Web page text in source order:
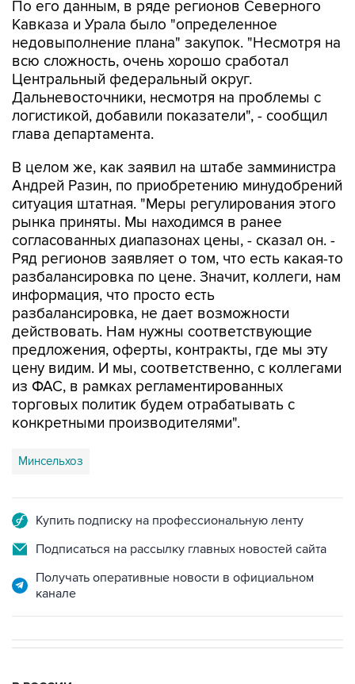
недовыполнение плана" закупок. "Несмотря на
всю сложность, очень хорошо сработал
Центральный федеральный округ.
Дальневосточники, несмотря на проблемы с
логистикой, добавили показатели", - сообщил
глава департамента.
В целом же, как заявил на штабе замминистра
ситуация штатная. "Меры регулирования этого
рынка приняты. Мы находимся в ранее
согласованных диапазонах цены, - сказал он. -
Ряд регионов заявляет о том, что есть какая-то
разбалансировка по цене. Значит, коллеги, нам
информация, что просто есть
разбалансировка, не дает возможности
действовать. Нам нужны соответствующие
предложения, оферты, контракты, где мы эту
цену видим. И мы, соответственно, с коллегами
из ФАС, в рамках регламентированных
торговых политик будем отрабатывать с
конкретными производителями".
Минсельхоз
Подписаться на рассылку главных новостей сайта
Получать оперативные новости в официальном